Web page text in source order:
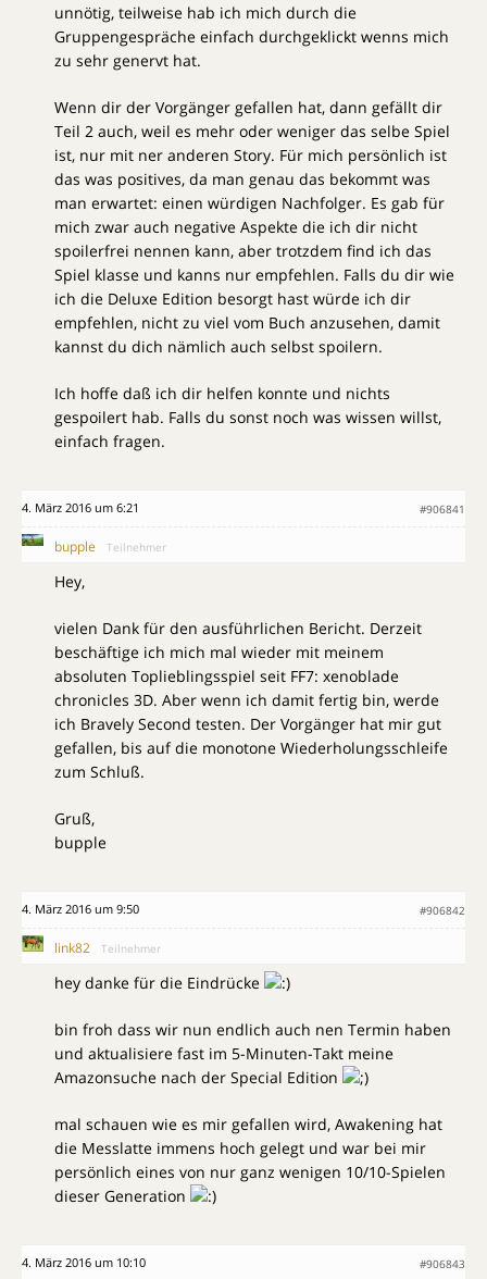
unnötig, teilweise hab ich mich durch die
Gruppengespräche einfach durchgeklickt wenns mich
zu sehr genervt hat.
Wenn dir der Vorgänger gefallen hat, dann gefällt dir
Teil 2 auch, weil es mehr oder weniger das selbe Spiel
ist, nur mit ner anderen Story. Für mich persönlich ist
das was positives, da man genau das bekommt was
man erwartet: einen würdigen Nachfolger. Es gab für
mich zwar auch negative Aspekte die ich dir nicht
spoilerfrei nennen kann, aber trotzdem find ich das
Spiel klasse und kanns nur empfehlen. Falls du dir wie
ich die Deluxe Edition besorgt hast würde ich dir
empfehlen, nicht zu viel vom Buch anzusehen, damit
kannst du dich nämlich auch selbst spoilern.
Ich hoffe daß ich dir helfen konnte und nichts
gespoilert hab. Falls du sonst noch was wissen willst,
einfach fragen.
4. März 2016 um 6:21 #906841
bupple Teilnehmer
Hey,
vielen Dank für den ausführlichen Bericht. Derzeit
beschäftige ich mich mal wieder mit meinem
absoluten Toplieblingsspiel seit FF7: xenoblade
chronicles 3D. Aber wenn ich damit fertig bin, werde
ich Bravely Second testen. Der Vorgänger hat mir gut
gefallen, bis auf die monotone Wiederholungsschleife
zum Schluß.
Gruß,
bupple
4. März 2016 um 9:50 #906842
link82 Teilnehmer
hey danke für die Eindrücke
bin froh dass wir nun endlich auch nen Termin haben
und aktualisiere fast im 5-Minuten-Takt meine
Amazonsuche nach der Special Edition
mal schauen wie es mir gefallen wird, Awakening hat
die Messlatte immens hoch gelegt und war bei mir
persönlich eines von nur ganz wenigen 10/10-Spielen
dieser Generation
4. März 2016 um 10:10 #906843